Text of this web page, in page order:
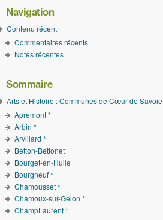
Navigation
Contenu récent
Commentaires récents
Notes récentes
Sommaire
Arts et Histoire : Communes de Cœur de Savoie
Apremont *
Arbin *
Arvillard *
Betton-Bettonet
Bourget-en-Huile
Bourgneuf *
Chamousset *
Chamoux-sur-Gelon *
ChampLaurent *